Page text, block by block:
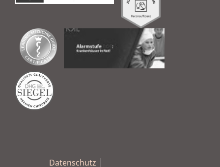
Datenschutz